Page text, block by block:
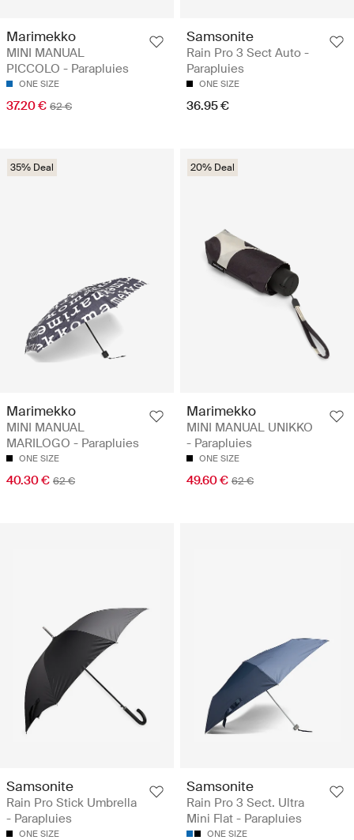
Marimekko
MINI MANUAL
PICCOLO - Parapluies
ONE SIZE
37.20 € 62 €
Samsonite
Rain Pro 3 Sect Auto -
Parapluies
ONE SIZE
36.95 €
35% Deal
Marimekko
MINI MANUAL
MARILOGO - Parapluies
ONE SIZE
40.30 € 62 €
20% Deal
Marimekko
MINI MANUAL UNIKKO
- Parapluies
ONE SIZE
49.60 € 62 €
Samsonite
Rain Pro Stick Umbrella
- Parapluies
ONE SIZE
Samsonite
Rain Pro 3 Sect. Ultra
Mini Flat - Parapluies
ONE SIZE